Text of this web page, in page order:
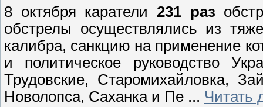
8 октября каратели 231 раз
обстрелы осуществлялись из
калибра, санкцию на применение
и политическое руководство
Трудовские, Старомихайловка,
Новолопса, Саханка и Пе ... Читать